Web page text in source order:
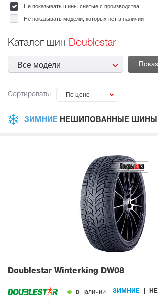
Не показывать шины снятые с производства
Не показывать модели, которых нет в наличии
Каталог шин Doublestar
Все модели
Сортировать: По цене
ЗИМНИЕ НЕШИПОВАННЫЕ ШИНЫ
Doublestar Winterking DW08
в наличии ЗИМНИЕ